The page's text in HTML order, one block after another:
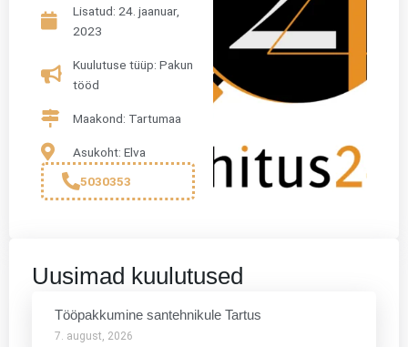
Lisatud: 24. jaanuar,
2023
Kuulutuse tüüp: Pakun
tööd
Maakond: Tartumaa
Asukoht: Elva
5030353
Uusimad kuulutused
Tööpakkumine santehnikule Tartus
7. august, 2026